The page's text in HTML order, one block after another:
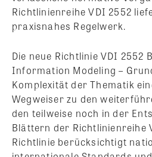
Richtlinienreihe VDI 2552
praxisnahes Regelwerk.
Die neue Richtlinie VDI 2552
Information Modeling –
Komplexität der Thematik
Wegweiser zu den
den teilweise noch in der
Blättern der Richtlinienreihe
Richtlinie berücksichtigt